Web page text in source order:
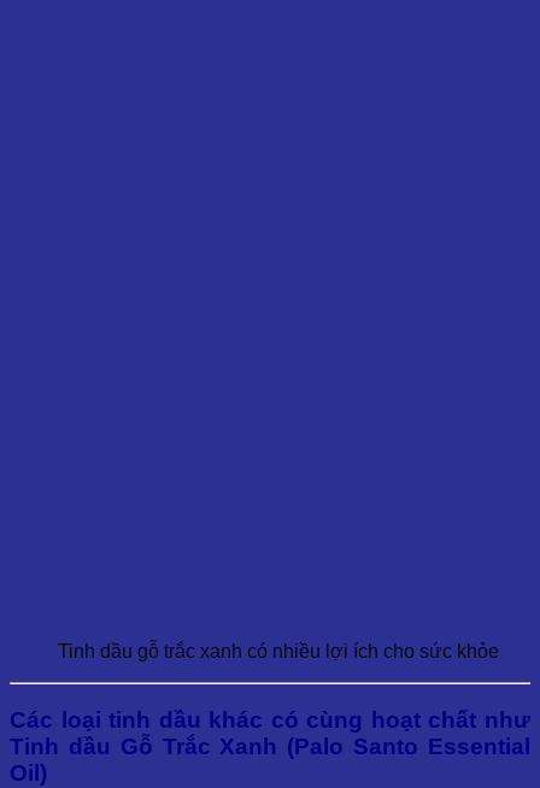
Tinh dầu gỗ trắc xanh có nhiều lợi ích cho sức khỏe
Các loại tinh dầu khác có cùng hoạt chất như
Tinh dầu Gỗ Trắc Xanh (Palo Santo Essential
Oil)